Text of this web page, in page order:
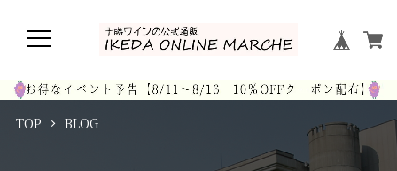
TOP BLOG